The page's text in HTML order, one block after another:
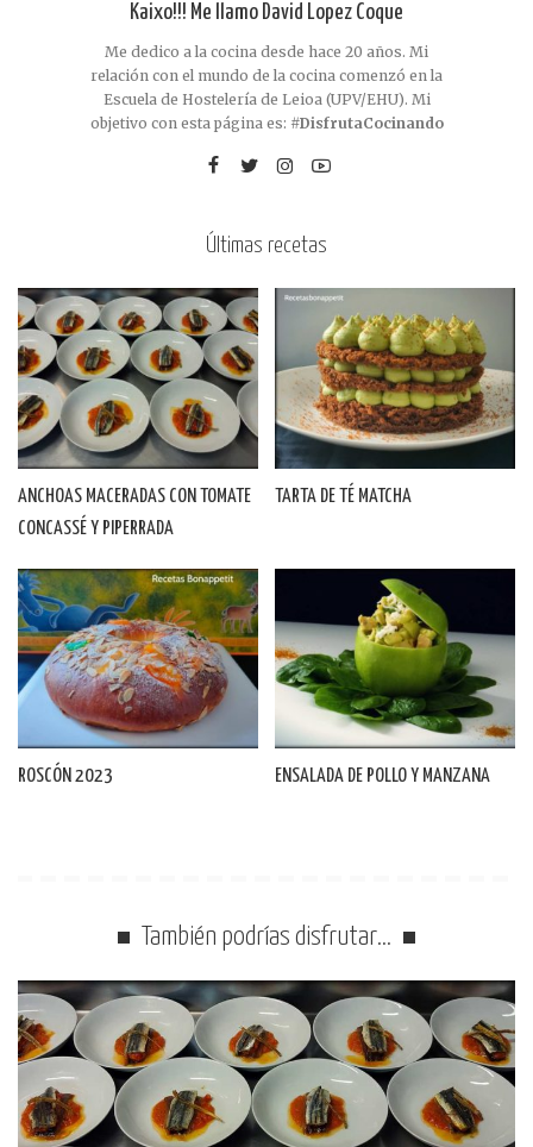
Kaixo!!! Me llamo David Lopez Coque
Me dedico a la cocina desde hace 20 años. Mi
relación con el mundo de la cocina comenzó en la
Escuela de Hostelería de Leioa (UPV/EHU). Mi
objetivo con esta página es: #DisfrutaCocinando
Últimas recetas
ANCHOAS MACERADAS CON TOMATE
CONCASSÉ Y PIPERRADA
TARTA DE TÉ MATCHA
ROSCÓN 2023 ENSALADA DE POLLO Y MANZANA
También podrías disfrutar…